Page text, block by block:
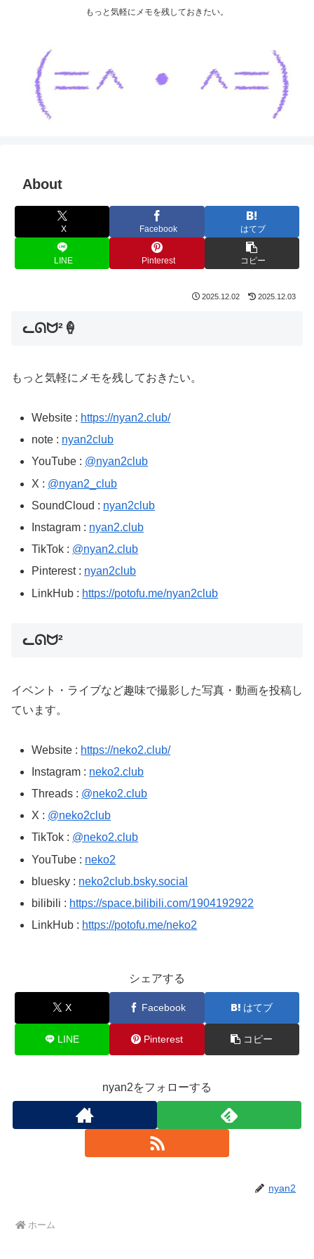
もっと気軽にメモを残しておきたい。
About
X Facebook はてブ
LINE Pinterest コピー
2025.12.02 2025.12.03
ᓚᘏᗢ²🍦
もっと気軽にメモを残しておきたい。
Website : https://nyan2.club/
note : nyan2club
YouTube : @nyan2club
X : @nyan2_club
SoundCloud : nyan2club
Instagram : nyan2.club
TikTok : @nyan2.club
Pinterest : nyan2club
LinkHub : https://potofu.me/nyan2club
ᓚᘏᗢ²
イベント・ライブなど趣味で撮影した写真・動画を投稿し
ています。
Website : https://neko2.club/
Instagram : neko2.club
Threads : @neko2.club
X : @neko2club
TikTok : @neko2.club
YouTube : neko2
bluesky : neko2club.bsky.social
bilibili : https://space.bilibili.com/1904192922
LinkHub : https://potofu.me/neko2
シェアする
X Facebook はてブ
LINE Pinterest コピー
nyan2をフォローする
nyan2
ホーム